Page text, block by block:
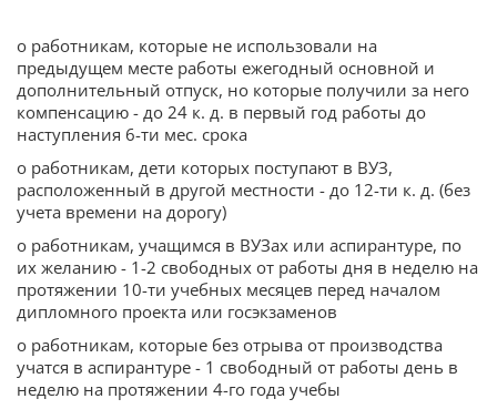
o работникам, которые не использовали на
предыдущем месте работы ежегодный основной и
дополнительный отпуск, но которые получили за него
компенсацию - до 24 к. д. в первый год работы до
наступления 6-ти мес. срока
o работникам, дети которых поступают в ВУЗ,
расположенный в другой местности - до 12-ти к. д. (без
учета времени на дорогу)
o работникам, учащимся в ВУЗах или аспирантуре, по
их желанию - 1-2 свободных от работы дня в неделю на
протяжении 10-ти учебных месяцев перед началом
дипломного проекта или госэкзаменов
o работникам, которые без отрыва от производства
учатся в аспирантуре - 1 свободный от работы день в
неделю на протяжении 4-го года учебы